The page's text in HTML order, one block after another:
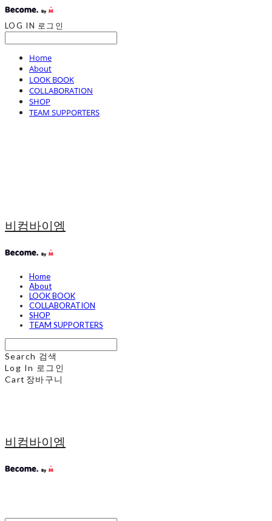
LOG IN 로그인
Home
About
LOOK BOOK
COLLABORATION
SHOP
TEAM SUPPORTERS
비컴바이엠
Home
About
LOOK BOOK
COLLABORATION
SHOP
TEAM SUPPORTERS
Search 검색
Log In 로그인
Cart 장바구니
비컴바이엠